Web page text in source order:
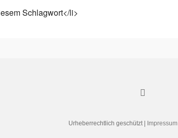
Schlagwort</li>
Urheberrechtlich geschützt | Impressum